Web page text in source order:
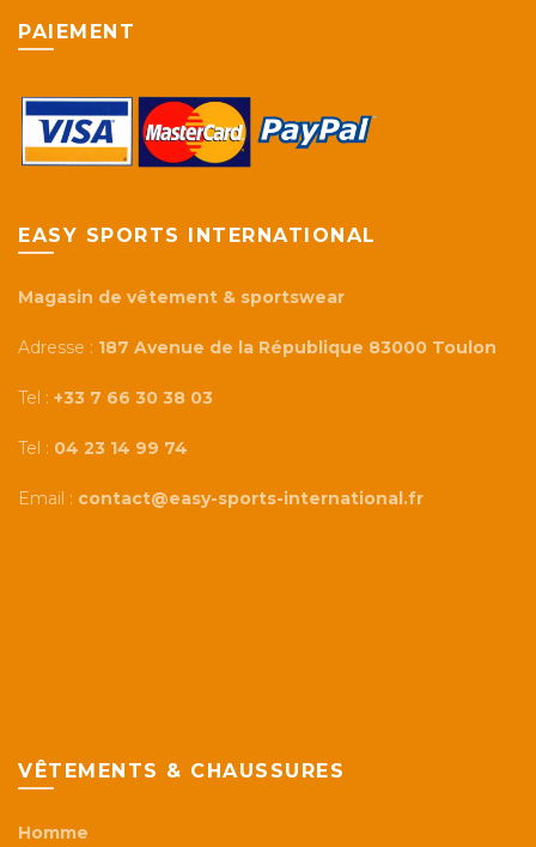
PAIEMENT
EASY SPORTS INTERNATIONAL
Magasin de vêtement & sportswear
Adresse : 187 Avenue de la République 83000 Toulon
Tel : +33 7 66 30 38 03
Tel : 04 23 14 99 74
Email : contact@easy-sports-international.fr
VÊTEMENTS & CHAUSSURES
Homme